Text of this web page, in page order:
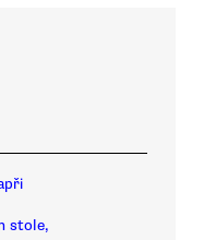
stole,